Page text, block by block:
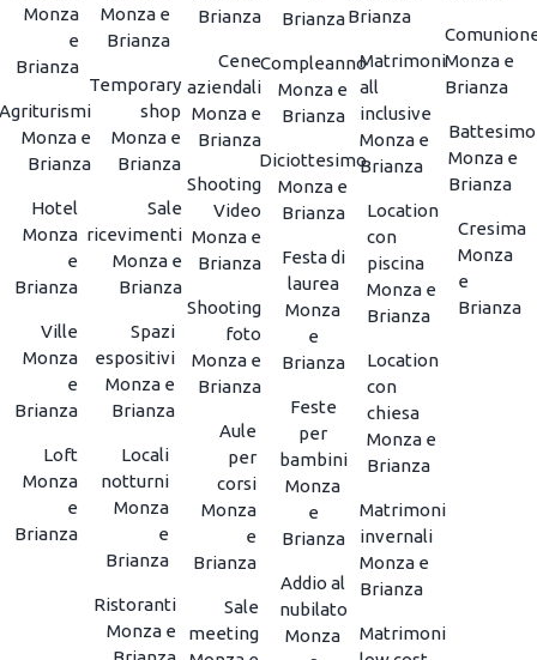
Monza
e
Brianza
Monza e
Brianza
Hotel
Monza
e
Brianza
Ville
Monza
e
Brianza
Loft
Monza
e
Brianza
Monza e
Brianza
Temporary
shop
Monza e
Brianza
Sale
ricevimenti
Monza e
Brianza
Spazi
espositivi
Monza e
Brianza
Locali
notturni
Monza
e
Brianza
Ristoranti
Monza e
Brianza
Cene
aziendali
Monza e
Brianza
Shooting
Video
Monza e
Brianza
Shooting
foto
Monza e
Brianza
Aule
per
corsi
Monza
e
Brianza
Sale
meeting
Brianza
Compleanno
Monza e
Brianza
Diciottesimo
Monza e
Brianza
Festa di
laurea
Monza
e
Brianza
Feste
per
bambini
Monza
e
Brianza
Addio al
nubilato
Monza
Brianza
Matrimoni
all
inclusive
Monza e
Brianza
Location
con
piscina
Monza e
Brianza
Location
con
chiesa
Monza e
Brianza
Matrimoni
invernali
Monza e
Brianza
Matrimoni
Monza e
Brianza
Battesimo
Monza e
Brianza
Cresima
Monza
e
Brianza